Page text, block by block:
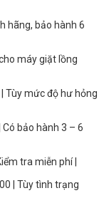
hãng, bảo hành 6
máy giặt lồng
Tùy mức độ hư hỏng
Có bảo hành 3 – 6
tra miễn phí |
| Tùy tình trạng